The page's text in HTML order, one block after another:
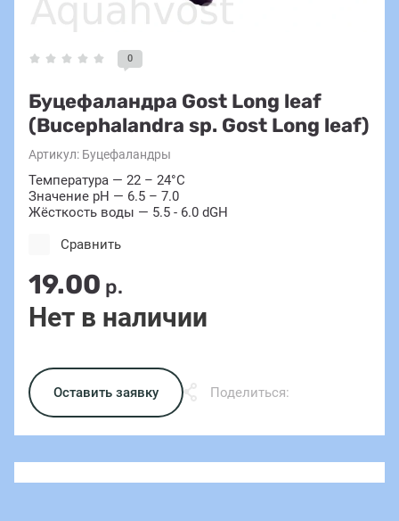
0
Буцефаландра Gost Long leaf
(Bucephalandra sp. Gost Long leaf)
Артикул: Буцефаландры
Температура — 22 – 24°C
Значение pH — 6.5 – 7.0
Жёсткость воды — 5.5 - 6.0 dGH
19.00 р.
Нет в наличии
Сравнить
Оставить заявку Поделиться: